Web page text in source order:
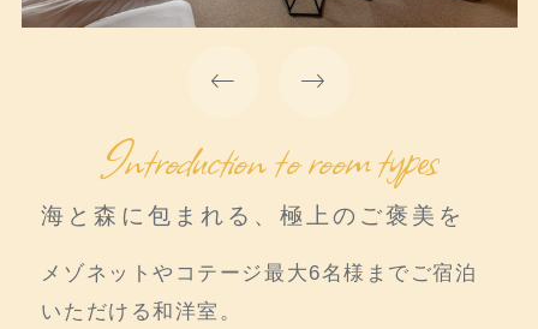
Introduction to room types
海と森に包まれる、極上のご褒美を
メゾネットやコテージ最大6名様までご宿泊
いただける和洋室。